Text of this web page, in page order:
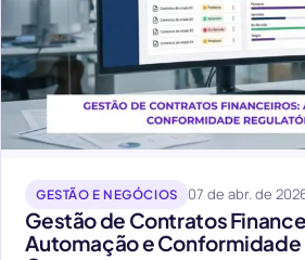
GESTÃO E NEGÓCIOS 07 de abr. de
Gestão de Contratos
Automação e Conformidade